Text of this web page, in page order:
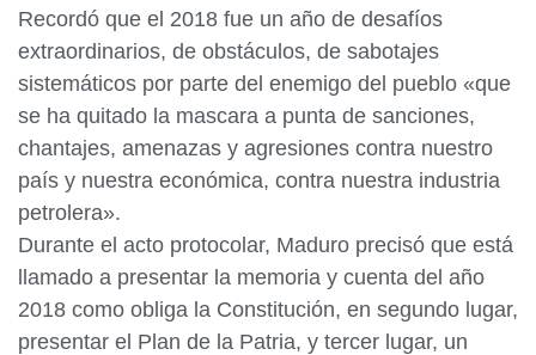
Recordó que el 2018 fue un año de desafíos
extraordinarios, de obstáculos, de sabotajes
sistemáticos por parte del enemigo del pueblo «que
se ha quitado la mascara a punta de sanciones,
chantajes, amenazas y agresiones contra nuestro
país y nuestra económica, contra nuestra industria
petrolera».
Durante el acto protocolar, Maduro precisó que está
llamado a presentar la memoria y cuenta del año
2018 como obliga la Constitución, en segundo lugar,
presentar el Plan de la Patria, y tercer lugar, un